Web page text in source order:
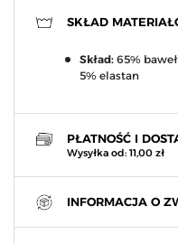
SKŁAD
Skład: 65%
5% elastan
PŁATNOŚĆ I
Wysyłka od: 11,00 zł
INFORMACJA O